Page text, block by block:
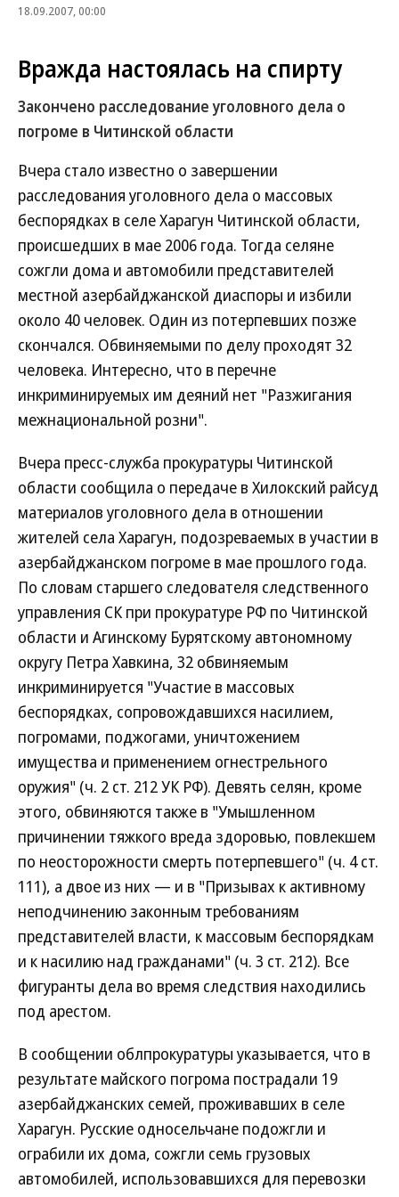
18.09.2007, 00:00
Вражда настоялась на спирту
Закончено расследование уголовного дела о
погроме в Читинской области
Вчера стало известно о завершении
расследования уголовного дела о массовых
беспорядках в селе Харагун Читинской области,
происшедших в мае 2006 года. Тогда селяне
сожгли дома и автомобили представителей
местной азербайджанской диаспоры и избили
около 40 человек. Один из потерпевших позже
скончался. Обвиняемыми по делу проходят 32
человека. Интересно, что в перечне
инкриминируемых им деяний нет "Разжигания
межнациональной розни".
Вчера пресс-служба прокуратуры Читинской
области сообщила о передаче в Хилокский райсуд
материалов уголовного дела в отношении
жителей села Харагун, подозреваемых в участии в
азербайджанском погроме в мае прошлого года.
По словам старшего следователя следственного
управления СК при прокуратуре РФ по Читинской
области и Агинскому Бурятскому автономному
округу Петра Хавкина, 32 обвиняемым
инкриминируется "Участие в массовых
беспорядках, сопровождавшихся насилием,
погромами, поджогами, уничтожением
имущества и применением огнестрельного
оружия" (ч. 2 ст. 212 УК РФ). Девять селян, кроме
этого, обвиняются также в "Умышленном
причинении тяжкого вреда здоровью, повлекшем
по неосторожности смерть потерпевшего" (ч. 4 ст.
111), а двое из них — и в "Призывах к активному
неподчинению законным требованиям
представителей власти, к массовым беспорядкам
и к насилию над гражданами" (ч. 3 ст. 212). Все
фигуранты дела во время следствия находились
под арестом.
В сообщении облпрокуратуры указывается, что в
результате майского погрома пострадали 19
азербайджанских семей, проживавших в селе
Харагун. Русские односельчане подожгли и
ограбили их дома, сожгли семь грузовых
автомобилей, использовавшихся для перевозки